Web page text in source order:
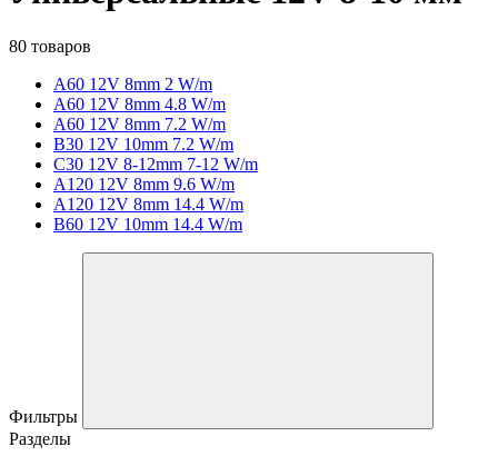
80 товаров
A60 12V 8mm 2 W/m
A60 12V 8mm 4.8 W/m
A60 12V 8mm 7.2 W/m
B30 12V 10mm 7.2 W/m
C30 12V 8-12mm 7-12 W/m
A120 12V 8mm 9.6 W/m
A120 12V 8mm 14.4 W/m
B60 12V 10mm 14.4 W/m
Фильтры
Разделы